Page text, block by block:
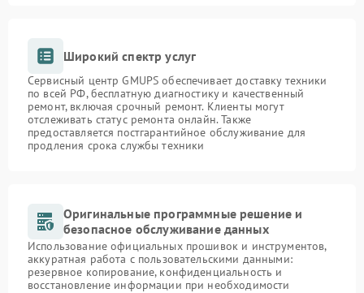
Широкий спектр услуг
Сервисный центр GMUPS обеспечивает доставку техники
по всей РФ, бесплатную диагностику и качественный
ремонт, включая срочный ремонт. Клиенты могут
отслеживать статус ремонта онлайн. Также
предоставляется постгарантийное обслуживание для
продления срока службы техники
Оригинальные программные решение и
безопасное обслуживание данных
Использование официальных прошивок и инструментов,
аккуратная работа с пользовательскими данными:
резервное копирование, конфиденциальность и
восстановление информации при необходимости